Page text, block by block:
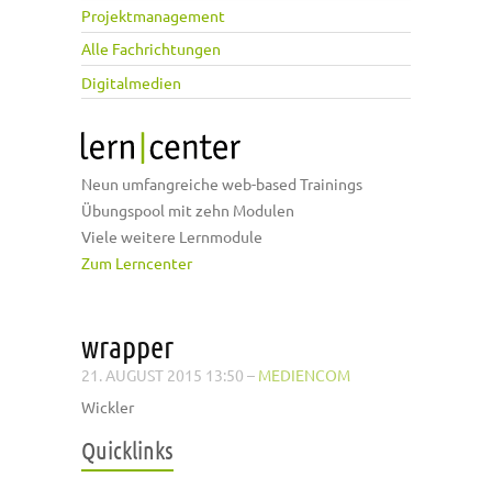
Projektmanagement
Alle Fachrichtungen
Digitalmedien
Neun umfangreiche web-based Trainings
Übungspool mit zehn Modulen
Viele weitere Lernmodule
Zum Lerncenter
wrapper
21. AUGUST 2015 13:50 – MEDIENCOM
Wickler
Quicklinks